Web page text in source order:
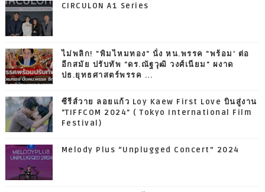
CIRCULON A1 Series
ไม่พลิก! "พิมไหมทอง" นั่ง หน.พรรค "พร้อม' ต่อ
อีกสมัย ปรับทัพ "ดร.ณัฐวุฒิ วงศ์เนียม" ผงาด
ปธ.ยุทธศาสตร์พรรค ...
ซีรีส์วาย ลอยแก้ว Loy Kaew First Love บินสู่งาน
"TIFFCOM 2024" ( Tokyo International Film
Festival)
Melody Plus “Unplugged Concert” 2024